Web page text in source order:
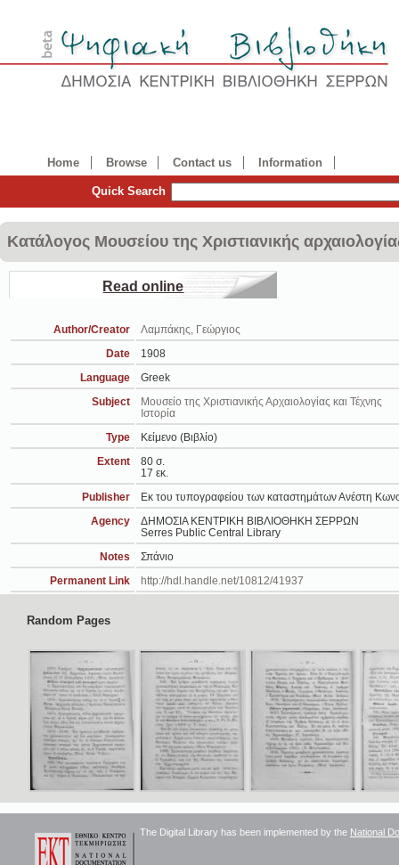
Home Browse Contact us Information
Quick Search
Κατάλογος Μουσείου της Χριστιανικής
Read online
Author/Creator Λαμπάκης, Γεώργιος
Date 1908
Language Greek
Subject
Μουσείο της Χριστιανικής Αρχαιολογίας και Τέχνης
Ιστορία
Type Κείμενο (Βιβλίο)
Extent
80 σ.
17 εκ.
Publisher Εκ του τυπογραφείου των καταστημάτων Ανέστη
Agency
ΔΗΜΟΣΙΑ ΚΕΝΤΡΙΚΗ ΒΙΒΛΙΟΘΗΚΗ ΣΕΡΡΩΝ
Serres Public Central Library
Notes Σπάνιο
Permanent Link http://hdl.handle.net/10812/41937
Random Pages
The Digital Library has been implemented by the National